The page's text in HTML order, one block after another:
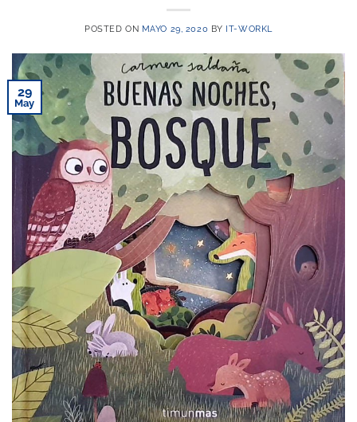
POSTED ON MAYO 29, 2020 BY IT-WORKL
29
May